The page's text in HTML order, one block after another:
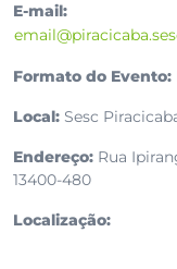
E-mail:
Formato do Evento:
Local: Sesc
Endereço: Rua
13400-480
Localização: